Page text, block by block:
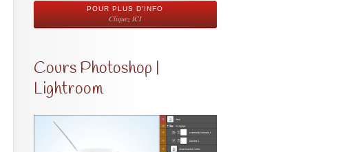
POUR PLUS D'INFO
Cliquez ICI
Cours Photoshop |
Lightroom